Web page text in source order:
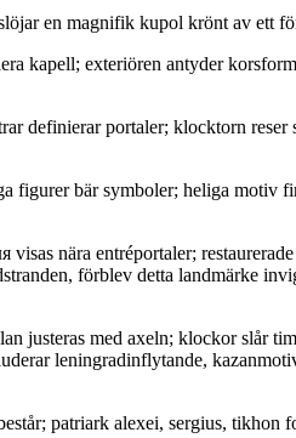
en magnifik kupol krönt av ett
kapell; exteriören antyder
definierar portaler; klocktorn reser
figurer bär symboler; heliga motiv
nära entréportaler;
förblev detta landmärke
justeras med axeln; klockor slår
leningradinflytande,
patriark alexei, sergius, tikhon